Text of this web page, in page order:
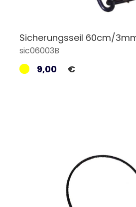
Sicherungsseil 60cm/
sic06003B
9,00 €